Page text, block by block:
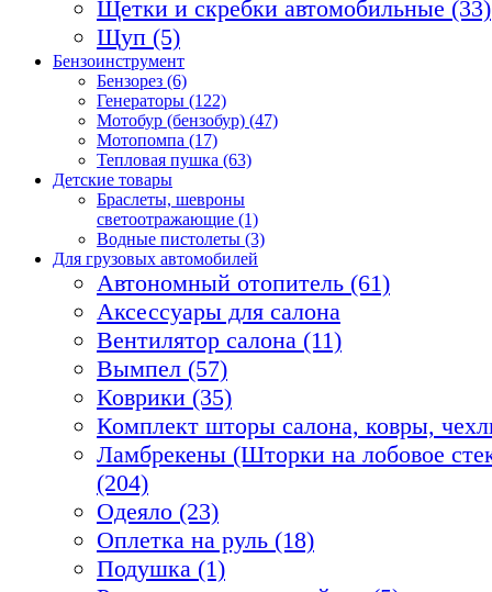
Щетки и скребки автомобильные (33)
Щуп (5)
Бензоинструмент
Бензорез (6)
Генераторы (122)
Мотобур (бензобур) (47)
Мотопомпа (17)
Тепловая пушка (63)
Детские товары
Браслеты, шевроны
светоотражающие (1)
Водные пистолеты (3)
Для грузовых автомобилей
Автономный отопитель (61)
Аксессуары для салона
Вентилятор салона (11)
Вымпел (57)
Коврики (35)
Комплект шторы салона, ковры,
Ламбрекены (Шторки на лобовое
(204)
Одеяло (23)
Оплетка на руль (18)
Подушка (1)